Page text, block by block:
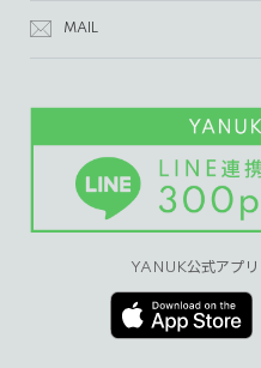
MAIL
YANUK公式アプリ